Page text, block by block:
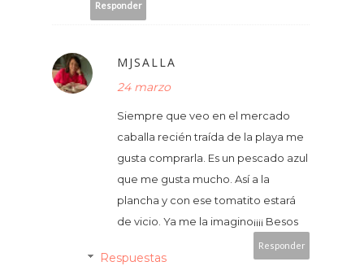
Responder
MJSALLA
24 marzo
Siempre que veo en el mercado
caballa recién traída de la playa me
gusta comprarla. Es un pescado azul
que me gusta mucho. Así a la
plancha y con ese tomatito estará
de vicio. Ya me la imagino¡¡¡¡ Besos
Responder
Respuestas